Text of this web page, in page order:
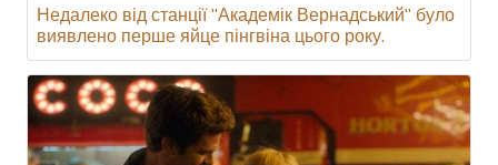
Недалеко від станції "Академік Вернадський" було
виявлено перше яйце пінгвіна цього року.